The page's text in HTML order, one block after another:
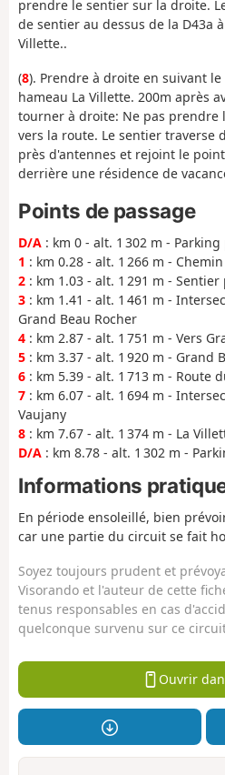
prendre le sentier sur la droite.
de sentier au dessus de la D43a
Villette..
(8). Prendre à droite en suivant
hameau La Villette. 200m après
tourner à droite: Ne pas prendre
vers la route. Le sentier traverse
près d'antennes et rejoint le
derrière une résidence de
Points de passage
D/A : km 0 - alt. 1 302 m -
1 : km 0.28 - alt. 1 266 m -
2 : km 1.03 - alt. 1 291 m -
3 : km 1.41 - alt. 1 461 m -
Grand Beau Rocher
4 : km 2.87 - alt. 1 751 m - Vers
5 : km 3.37 - alt. 1 920 m - Grand
6 : km 5.39 - alt. 1 713 m - Route
7 : km 6.07 - alt. 1 694 m -
Vaujany
8 : km 7.67 - alt. 1 374 m - La
D/A : km 8.78 - alt. 1 302 m -
Informations
En période ensoleillé, bien
car une partie du circuit se fait
Soyez toujours prudent et
Visorando et l'auteur de cette
tenus responsables en cas
quelconque survenu sur ce
Ouvrir